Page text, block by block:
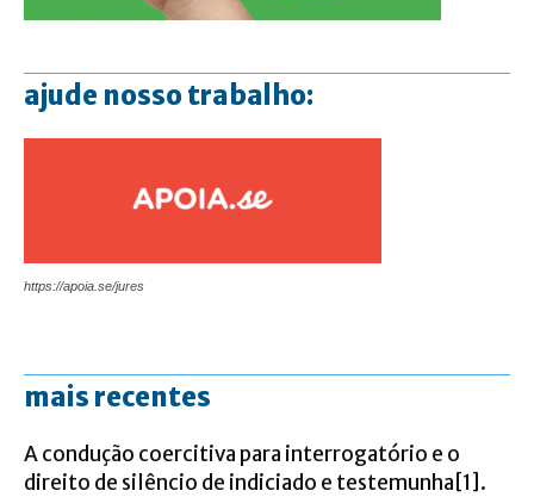
ajude nosso trabalho:
https://apoia.se/jures
mais recentes
A condução coercitiva para interrogatório e o
direito de silêncio de indiciado e testemunha[1].